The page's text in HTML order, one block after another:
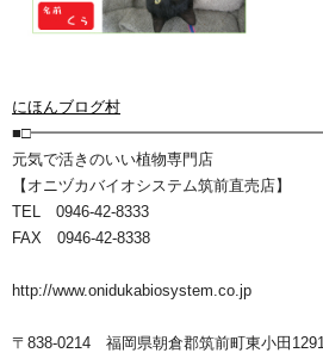
にほんブログ村
元気で活きのいい植物専門店
【オニヅカバイオシステム筑前直売店】
TEL 0946-42-8333
FAX 0946-42-8338
http://www.onidukabiosystem.co.jp
〒838-0214 福岡県朝倉郡筑前町東小田1291